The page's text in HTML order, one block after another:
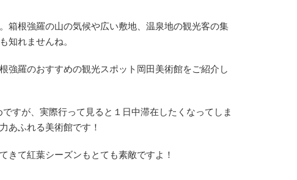
箱根強羅の山の気候や広い敷地、温泉地の観光客の集
知れませんね。
強羅のおすすめの観光スポット岡田美術館をご紹介し
すが、実際行って見ると１日中滞在したくなってしま
あふれる美術館です！
きて紅葉シーズンもとても素敵ですよ！